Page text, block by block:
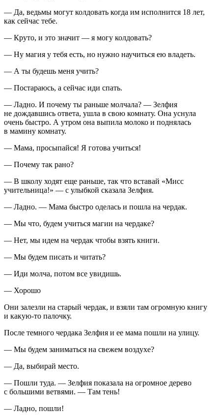
— Да, ведьмы могут колдовать когда им исполнится 18 лет,
как сейчас тебе.
— Круто, и это значит — я могу колдовать?
— Ну магия у тебя есть, но нужно научиться ею владеть.
— А ты будешь меня учить?
— Постараюсь, а сейчас иди спать.
— Ладно. И почему ты раньше молчала? — Зелфия
не дождавшись ответа, ушла в свою комнату. Она уснула
очень быстро. А утром она выпила молоко и поднялась
в мамину комнату.
— Мама, просыпайся! Я готова учиться!
— Почему так рано?
— В школу ходят еще раньше, так что вставай «Мисс
учительница!» — с улыбкой сказала Зелфия.
— Ладно. — Мама быстро оделась и пошла на чердак.
— Мы что, будем учиться магии на чердаке?
— Нет, мы идем на чердак чтобы взять книги.
— Мы будем писать и читать?
— Иди молча, потом все увидишь.
— Хорошо
Они залезли на старый чердак, и взяли там огромную книгу
и какую-то палочку.
После темного чердака Зелфия и ее мама пошли на улицу.
— Мы будем заниматься на свежем воздухе?
— Да, выбирай место.
— Пошли туда. — Зелфия показала на огромное дерево
с большими ветвями. — Там тень!
— Ладно, пошли!